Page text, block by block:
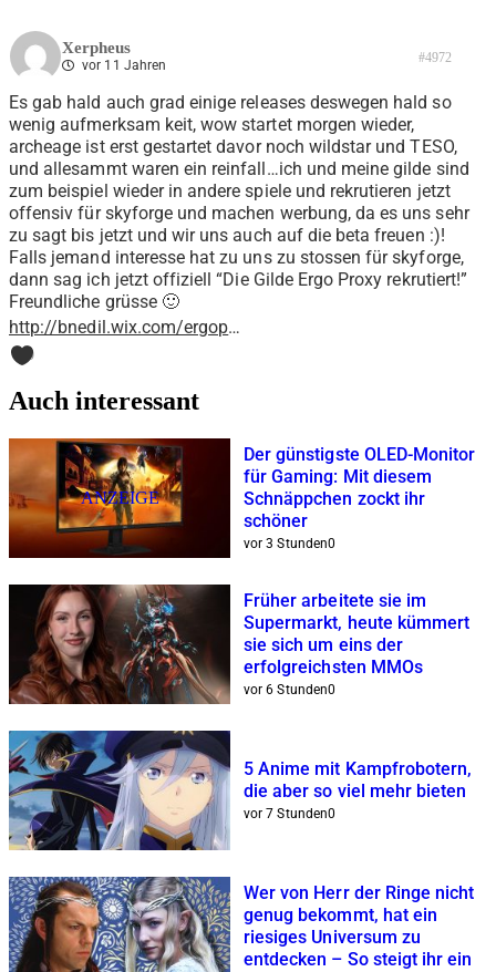
Xerpheus
vor 11 Jahren #4972
Es gab hald auch grad einige releases deswegen hald so
wenig aufmerksam keit, wow startet morgen wieder,
archeage ist erst gestartet davor noch wildstar und TESO,
und allesammt waren ein reinfall…ich und meine gilde sind
zum beispiel wieder in andere spiele und rekrutieren jetzt
offensiv für skyforge und machen werbung, da es uns sehr
zu sagt bis jetzt und wir uns auch auf die beta freuen :)!
Falls jemand interesse hat zu uns zu stossen für skyforge,
dann sag ich jetzt offiziell “Die Gilde Ergo Proxy rekrutiert!”
Freundliche grüsse 🙂
http://bnedil.wix.com/ergop…
0
Auch interessant
ANZEIGE
Der günstigste OLED-Monitor
für Gaming: Mit diesem
Schnäppchen zockt ihr
schöner
vor 3 Stunden0
Früher arbeitete sie im
Supermarkt, heute kümmert
sie sich um eins der
erfolgreichsten MMOs
vor 6 Stunden0
5 Anime mit Kampfrobotern,
die aber so viel mehr bieten
vor 7 Stunden0
Wer von Herr der Ringe nicht
genug bekommt, hat ein
riesiges Universum zu
entdecken – So steigt ihr ein